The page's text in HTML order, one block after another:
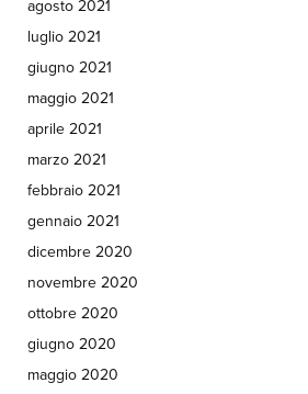
agosto 2021
luglio 2021
giugno 2021
maggio 2021
aprile 2021
marzo 2021
febbraio 2021
gennaio 2021
dicembre 2020
novembre 2020
ottobre 2020
giugno 2020
maggio 2020